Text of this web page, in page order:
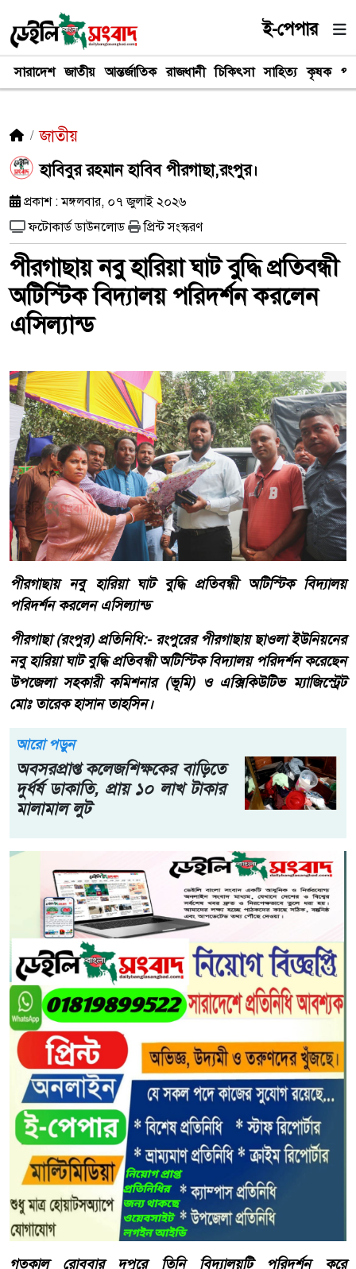
ই-পেপার
সারাদেশ জাতীয় আন্তর্জাতিক রাজধানী চিকিৎসা সাহিত্য কৃষক
জাতীয়
হাবিবুর রহমান হাবিব পীরগাছা,রংপুর।
প্রকাশ : মঙ্গলবার, ০৭ জুলাই ২০২৬
ফটোকার্ড ডাউনলোড
প্রিন্ট সংস্করণ
পীরগাছায় নবু হারিয়া ঘাট বুদ্ধি প্রতিবন্ধী
অটিস্টিক বিদ্যালয় পরিদর্শন করলেন
এসিল্যান্ড
পীরগাছায় নবু হারিয়া ঘাট বুদ্ধি প্রতিবন্ধী অটিস্টিক বিদ্যালয়
পরিদর্শন করলেন এসিল্যান্ড
পীরগাছা (রংপুর) প্রতিনিধি:- রংপুরের পীরগাছায় ছাওলা ইউনিয়নের
নবু হারিয়া ঘাট বুদ্ধি প্রতিবন্ধী অটিস্টিক বিদ্যালয় পরিদর্শন করেছেন
উপজেলা সহকারী কমিশনার (ভূমি) ও এক্সিকিউটিভ ম্যাজিস্ট্রেট
মোঃ তারেক হাসান তাহসিন।
আরো পড়ুন
অবসরপ্রাপ্ত কলেজশিক্ষকের বাড়িতে
দুর্ধর্ষ ডাকাতি, প্রায় ১০ লাখ টাকার
মালামাল লুট
গতকাল রোববার দুপুরে তিনি বিদ্যালয়টি পরিদর্শন করে